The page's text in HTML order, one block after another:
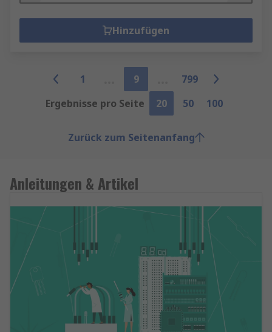
Hinzufügen
1 9
799
Ergebnisse pro Seite
20 50 100
Zurück zum Seitenanfang
Anleitungen & Artikel